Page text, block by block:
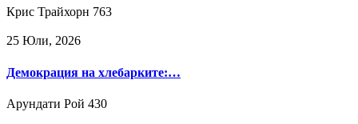
Крис Трайхорн 763
25 Юли, 2026
Демокрация на хлебарките:…
Арундати Рой 430